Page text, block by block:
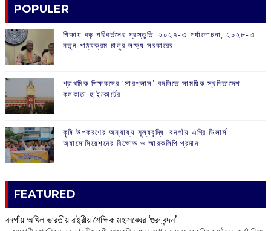
POPULER
শিক্ষায় বড় পরিবর্তনের প্রস্তুতি: ২০২৭-এ পর্যালোচনা, ২০২৮-এ
নতুন পাঠ্যক্রম চালুর লক্ষ্য সরকারের
প্রাথমিক শিক্ষকদের ‘সারপ্লাস’ বদলিতে সাময়িক স্থগিতাদেশ
কলকাতা হাইকোর্টের
কৃষি উপকরণের অন্যায্য মূল্যবৃদ্ধি: বনগাঁয় এগ্রি ডিলার্স
অ্যাসোসিয়েশনের বিক্ষোভ ও স্মারকলিপি প্রদান
FEATURED
বনগাঁয় অখিল ভারতীয় রাষ্ট্রীয় শৈক্ষিক মহাসঙ্ঘের ‘গুরু বন্দন’